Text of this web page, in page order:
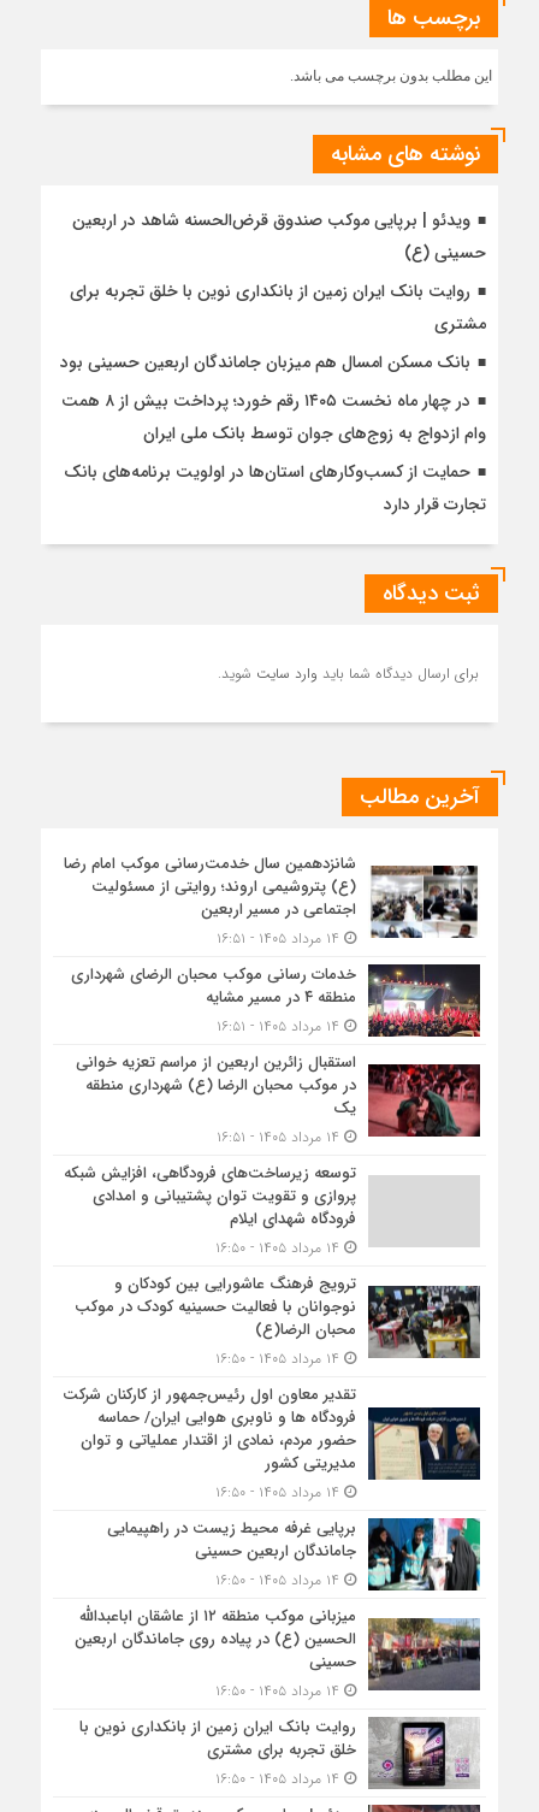
برچسب ها
این مطلب بدون برچسب می باشد.
نوشته های مشابه
ویدئو | برپایی موکب صندوق قرض‌الحسنه شاهد در اربعین
حسینی (ع)
روایت بانک ایران زمین از بانکداری نوین با خلق تجربه برای
مشتری
بانک مسکن امسال هم میزبان جاماندگان اربعین حسینی بود
در چهار ماه نخست ۱۴۰۵ رقم خورد؛ پرداخت بیش از ۸ همت
وام ازدواج به زوج‌های جوان توسط بانک ملی ایران
حمایت از کسب‌وکارهای استان‌ها در اولویت برنامه‌های بانک
تجارت قرار دارد
ثبت دیدگاه
برای ارسال دیدگاه شما باید وارد سایت شوید.
آخرین مطالب
شانزدهمین سال خدمت‌رسانی موکب امام رضا
(ع) پتروشیمی اروند؛ روایتی از مسئولیت
اجتماعی در مسیر اربعین
خدمات رسانی موکب محبان الرضای شهرداری
منطقه ۴ در مسیر مشایه
استقبال زائرین اربعین از مراسم تعزیه خوانی
در موکب محبان الرضا (ع) شهرداری منطقه
یک
توسعه زیرساخت‌های فرودگاهی، افزایش شبکه
پروازی و تقویت توان پشتیبانی و امدادی
فرودگاه شهدای ایلام
ترویج فرهنگ عاشورایی بین کودکان و
نوجوانان با فعالیت حسینیه کودک در موکب
محبان الرضا(ع)
تقدیر معاون اول رئیس‌جمهور از کارکنان شرکت
فرودگاه ها و ناوبری هوایی ایران/ حماسه
حضور مردم، نمادی از اقتدار عملیاتی و توان
مدیریتی کشور
برپایی غرفه محیط زیست در راهپیمایی
جاماندگان اربعین حسینی
میزبانی موکب منطقه ۱۲ از عاشقان اباعبدالله
الحسین (ع) در پیاده روی جاماندگان اربعین
حسینی
روایت بانک ایران زمین از بانکداری نوین با
خلق تجربه برای مشتری